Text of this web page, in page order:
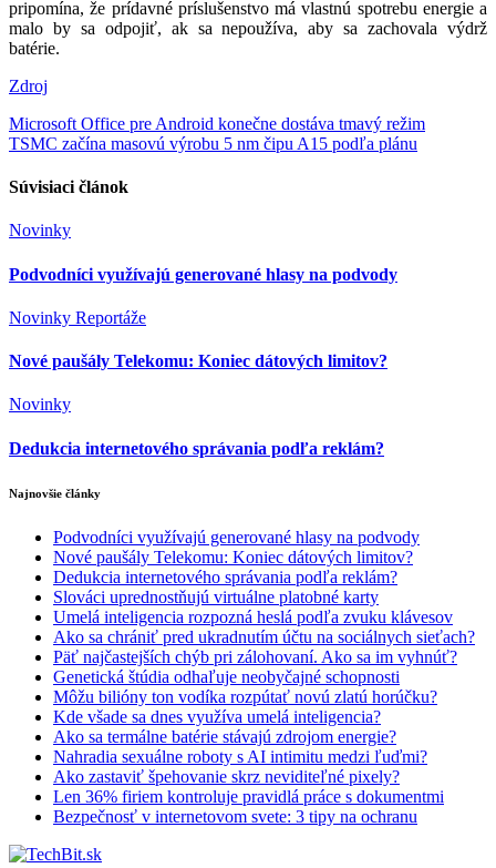
pripomína, že prídavné príslušenstvo má vlastnú spotrebu energie a
malo by sa odpojiť, ak sa nepoužíva, aby sa zachovala výdrž
batérie.
Zdroj
Navigácia
v
článku
Microsoft Office pre Android konečne dostáva tmavý režim
TSMC začína masovú výrobu 5 nm čipu A15 podľa plánu
Súvisiaci článok
Novinky
Podvodníci využívajú generované hlasy na podvody
Novinky Reportáže
Nové paušály Telekomu: Koniec dátových limitov?
Novinky
Dedukcia internetového správania podľa reklám?
Najnovšie články
Podvodníci využívajú generované hlasy na podvody
Nové paušály Telekomu: Koniec dátových limitov?
Dedukcia internetového správania podľa reklám?
Slováci uprednostňujú virtuálne platobné karty
Umelá inteligencia rozpozná heslá podľa zvuku klávesov
Ako sa chrániť pred ukradnutím účtu na sociálnych sieťach?
Päť najčastejších chýb pri zálohovaní. Ako sa im vyhnúť?
Genetická štúdia odhaľuje neobyčajné schopnosti
Môžu bilióny ton vodíka rozpútať novú zlatú horúčku?
Kde všade sa dnes využíva umelá inteligencia?
Ako sa termálne batérie stávajú zdrojom energie?
Nahradia sexuálne roboty s AI intimitu medzi ľuďmi?
Ako zastaviť špehovanie skrz neviditeľné pixely?
Len 36% firiem kontroluje pravidlá práce s dokumentmi
Bezpečnosť v internetovom svete: 3 tipy na ochranu